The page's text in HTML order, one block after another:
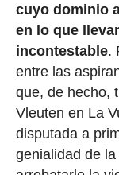
cuyo dominio
en lo que
incontestable.
entre las
que, de hecho,
Vleuten en La
disputada a
genialidad de